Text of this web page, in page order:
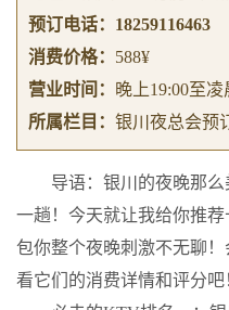
预订电话： 18259116463
消费价格： 588¥
营业时间：
晚上19:00至凌
所属栏目： 银川夜总会预
导语：银川的夜晚那
一趟！今天就让我给你推
包你整个夜晚刺激不无聊
看它们的消费详情和评分吧